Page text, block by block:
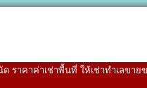
าคาค่าเช่าพื้นที่ ให้เช่าทำเลขา